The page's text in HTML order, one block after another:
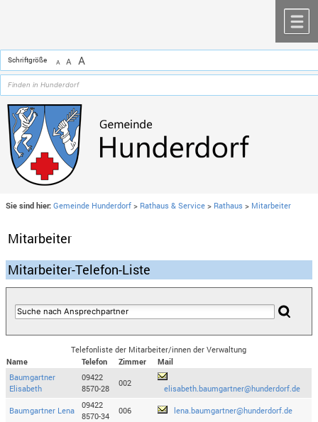
Schriftgröße A A A
Sie sind hier: Gemeinde Hunderdorf > Rathaus & Service > Rathaus > Mitarbeiter
Mitarbeiter
Mitarbeiter-Telefon-Liste
Telefonliste der Mitarbeiter/innen der Verwaltung
Name
Telefon Zimmer
Mail
Baumgartner
Elisabeth
09422
8570-28
002
elisabeth.baumgartner@hunderdorf.de
Baumgartner Lena
09422
8570-34
006 lena.baumgartner@hunderdorf.de